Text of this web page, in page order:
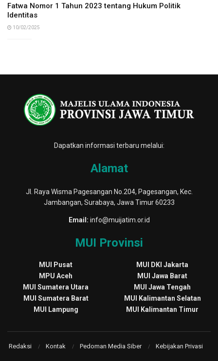
Fatwa Nomor 1 Tahun 2023 tentang Hukum Politik
Identitas
10/02/2025
Dapatkan informasi terbaru melalui:
Alamat
Jl. Raya Wisma Pagesangan No.204, Pagesangan, Kec.
Jambangan, Surabaya, Jawa Timur 60233
Email: info@muijatim.or.id
MUI Provinsi
MUI Pusat
MPU Aceh
MUI Sumatera Utara
MUI Sumatera Barat
MUI Lampung
MUI DKI Jakarta
MUI Jawa Barat
MUI Jawa Tengah
MUI Kalimantan Selatan
MUI Kalimantan Timur
Redaksi Kontak Pedoman Media Siber Kebijakan Privasi